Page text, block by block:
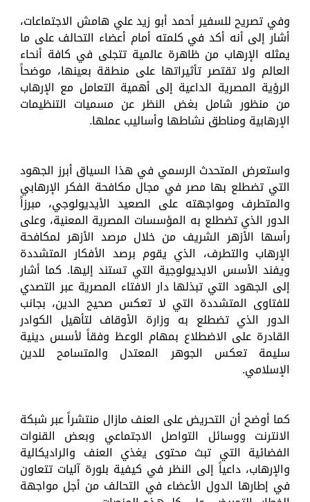
وفي تصريح للسفير أحمد أبو زيد علي هامش الاجتماعات،
أشار إلى أنه أكد في كلمته أمام أعضاء التحالف على ما
يمثله الإرهاب من ظاهرة عالمية تتجلى في كافة أنحاء
العالم ولا تقتصر تأثيراتها على منطقة بعينها، موضحاً
الرؤية المصرية الداعية إلى أهمية التعامل مع الإرهاب
من منظور شامل بغض النظر عن مسميات التنظيمات
الإرهابية ومناطق نشاطها وأساليب عملها.
واستعرض المتحدث الرسمي في هذا السياق أبرز الجهود
التي تضطلع بها مصر في مجال مكافحة الفكر الإرهابي
والمتطرف ومواجهته على الصعيد الأيديولوجي، مبرزاً
الدور الذي تضطلع به المؤسسات المصرية المعنية، وعلى
رأسها الأزهر الشريف من خلال مرصد الأزهر لمكافحة
الإرهاب والتطرف، الذي يقوم برصد الأفكار المتشددة
ويفند الأسس الايديولوجية التي تستند إليها. كما أشار
إلى الجهود التي تبذلها دار الافتاء المصرية عبر التصدي
للفتاوى المتشددة التي لا تعكس صحيح الدين، بجانب
الدور الذي تضطلع به وزارة الأوقاف لتأهيل الكوادر
القادرة على الاضطلاع بمهام الوعظ وفقاً لأسس دينية
سليمة تعكس الجوهر المعتدل والمتسامح للدين
الإسلامي.
كما أوضح أن التحريض على العنف مازال منتشراً عبر شبكة
الانترنت ووسائل التواصل الاجتماعي وبعض القنوات
الفضائية التي تبث محتوى يغذي العنف والراديكالية
والإرهاب، داعياً إلى النظر في كيفية بلورة آليات تتعاون
في إطارها الدول الأعضاء في التحالف من أجل مواجهة